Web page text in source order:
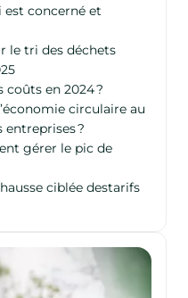
est concerné et
le tri des déchets
en 2024 ?
circulaire au
?
gérer le pic de
ciblée destarifs